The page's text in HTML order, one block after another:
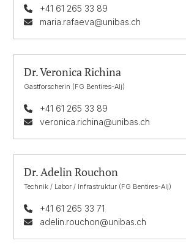
+41 61 265 33 89
maria.rafaeva@unibas.ch
Dr. Veronica Richina
Gastforscherin (FG Bentires-Alj)
+41 61 265 33 89
veronica.richina@unibas.ch
Dr. Adelin Rouchon
Technik / Labor / Infrastruktur (FG Bentires-Alj)
+41 61 265 33 71
adelin.rouchon@unibas.ch